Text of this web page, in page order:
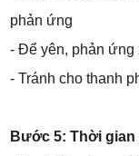
phản ứng
- Để yên, phản ứng
- Tránh cho thanh
Bước 5: Thời